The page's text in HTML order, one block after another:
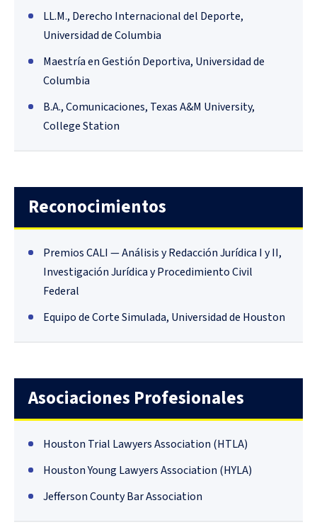
LL.M., Derecho Internacional del Deporte,
Universidad de Columbia
Maestría en Gestión Deportiva, Universidad de
Columbia
B.A., Comunicaciones, Texas A&M University,
College Station
Reconocimientos
Premios CALI — Análisis y Redacción Jurídica I y II,
Investigación Jurídica y Procedimiento Civil
Federal
Equipo de Corte Simulada, Universidad de Houston
Asociaciones Profesionales
Houston Trial Lawyers Association (HTLA)
Houston Young Lawyers Association (HYLA)
Jefferson County Bar Association